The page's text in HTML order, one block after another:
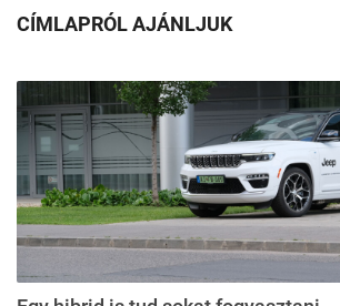
CÍMLAPRÓL AJÁNLJUK